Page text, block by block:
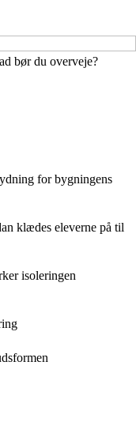
bør du overveje?
for bygningens
klædes eleverne på til
isoleringen